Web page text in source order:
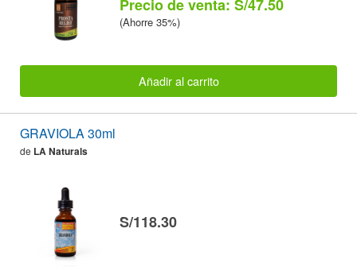
Precio de venta: S/47.50
(Ahorre 35%)
Añadir al carrito
GRAVIOLA 30ml
de LA Naturals
S/118.30